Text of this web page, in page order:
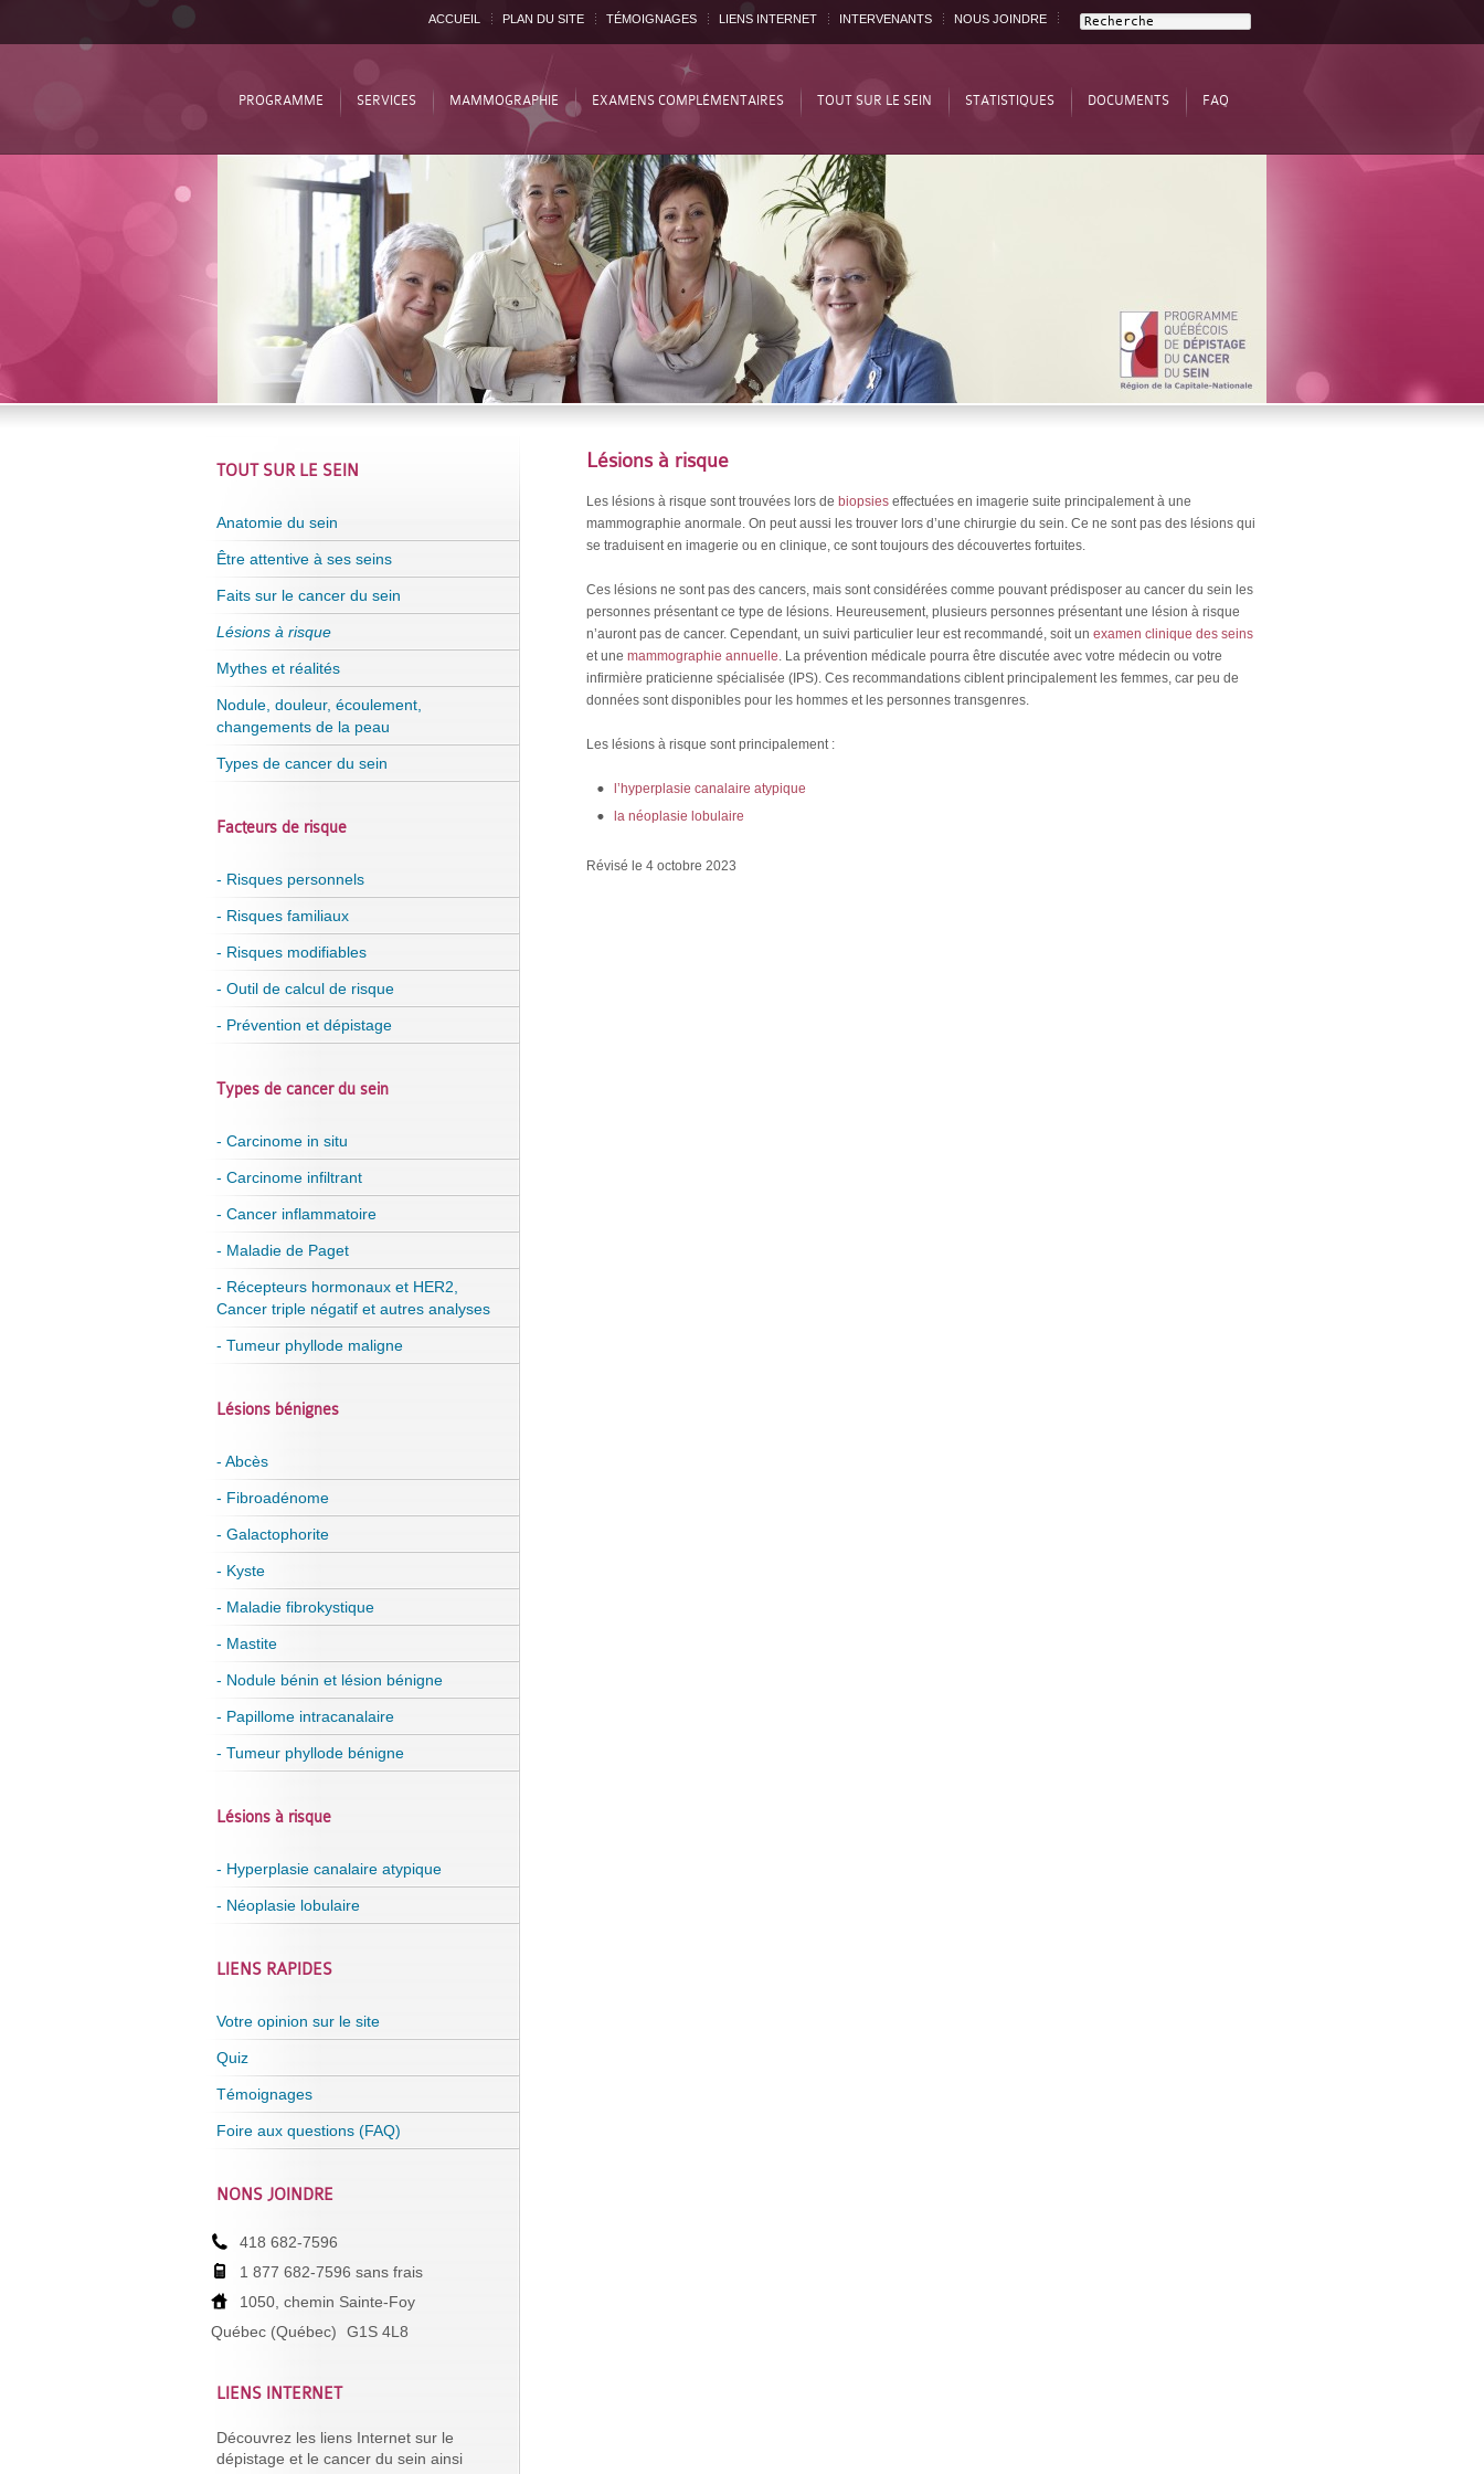
ACCUEIL PLAN DU SITE TÉMOIGNAGES LIENS INTERNET INTERVENANTS NOUS JOINDRE
PROGRAMME SERVICES MAMMOGRAPHIE EXAMENS COMPLÉMENTAIRES TOUT SUR LE SEIN STATISTIQUES DOCUMENTS FAQ
Lésions à risque
Les lésions à risque sont trouvées lors de biopsies effectuées en imagerie suite principalement à une
mammographie anormale. On peut aussi les trouver lors d’une chirurgie du sein. Ce ne sont pas des lésions qui
se traduisent en imagerie ou en clinique, ce sont toujours des découvertes fortuites.
Ces lésions ne sont pas des cancers, mais sont considérées comme pouvant prédisposer au cancer du sein les
personnes présentant ce type de lésions. Heureusement, plusieurs personnes présentant une lésion à risque
n’auront pas de cancer. Cependant, un suivi particulier leur est recommandé, soit un examen clinique des seins
et une mammographie annuelle. La prévention médicale pourra être discutée avec votre médecin ou votre
infirmière praticienne spécialisée (IPS). Ces recommandations ciblent principalement les femmes, car peu de
données sont disponibles pour les hommes et les personnes transgenres.
Les lésions à risque sont principalement :
l’hyperplasie canalaire atypique
la néoplasie lobulaire
Révisé le 4 octobre 2023
TOUT SUR LE SEIN
Anatomie du sein
Être attentive à ses seins
Faits sur le cancer du sein
Lésions à risque
Mythes et réalités
Nodule, douleur, écoulement,
changements de la peau
Types de cancer du sein
Facteurs de risque
- Risques personnels
- Risques familiaux
- Risques modifiables
- Outil de calcul de risque
- Prévention et dépistage
Types de cancer du sein
- Carcinome in situ
- Carcinome infiltrant
- Cancer inflammatoire
- Maladie de Paget
- Récepteurs hormonaux et HER2,
Cancer triple négatif et autres analyses
- Tumeur phyllode maligne
Lésions bénignes
- Abcès
- Fibroadénome
- Galactophorite
- Kyste
- Maladie fibrokystique
- Mastite
- Nodule bénin et lésion bénigne
- Papillome intracanalaire
- Tumeur phyllode bénigne
Lésions à risque
- Hyperplasie canalaire atypique
- Néoplasie lobulaire
LIENS RAPIDES
Votre opinion sur le site
Quiz
Témoignages
Foire aux questions (FAQ)
NONS JOINDRE
418 682-7596
1 877 682-7596 sans frais
1050, chemin Sainte-Foy
Québec (Québec)
G1S 4L8
LIENS INTERNET
Découvrez les liens Internet sur le
dépistage et le cancer du sein ainsi